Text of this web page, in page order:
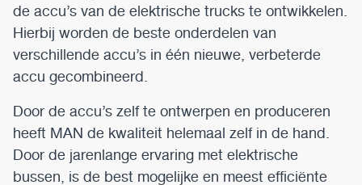
de accu’s van de elektrische trucks te ontwikkelen.
Hierbij worden de beste onderdelen van
verschillende accu’s in één nieuwe, verbeterde
accu gecombineerd.
Door de accu’s zelf te ontwerpen en produceren
heeft MAN de kwaliteit helemaal zelf in de hand.
Door de jarenlange ervaring met elektrische
bussen, is de best mogelijke en meest efficiënte